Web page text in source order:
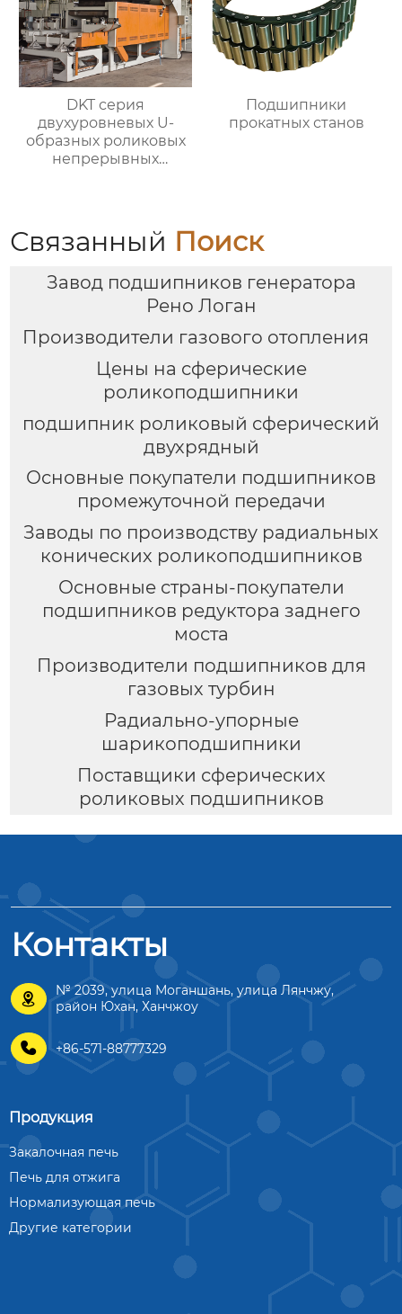
DKT серия
двухуровневых U-
образных роликовых
непрерывных
Подшипники
прокатных станов
Связанный Поиск
Завод подшипников генератора
Рено Логан
Производители газового отопления
Цены на сферические
роликоподшипники
подшипник роликовый сферический
двухрядный
Основные покупатели подшипников
промежуточной передачи
Заводы по производству радиальных
конических роликоподшипников
Основные страны-покупатели
подшипников редуктора заднего
моста
Производители подшипников для
газовых турбин
Радиально-упорные
шарикоподшипники
Поставщики сферических
роликовых подшипников
Контакты

№ 2039, улица Моганшань, улица Лянчжу,
район Юхан, Ханчжоу
 +86-571-88777329
Продукция
Закалочная печь
Печь для отжига
Нормализующая печь
Другие категории